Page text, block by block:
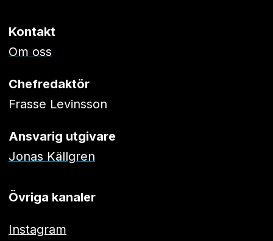
Kontakt
Om oss
Chefredaktör
Frasse Levinsson
Ansvarig utgivare
Jonas Källgren
Övriga kanaler
Instagram